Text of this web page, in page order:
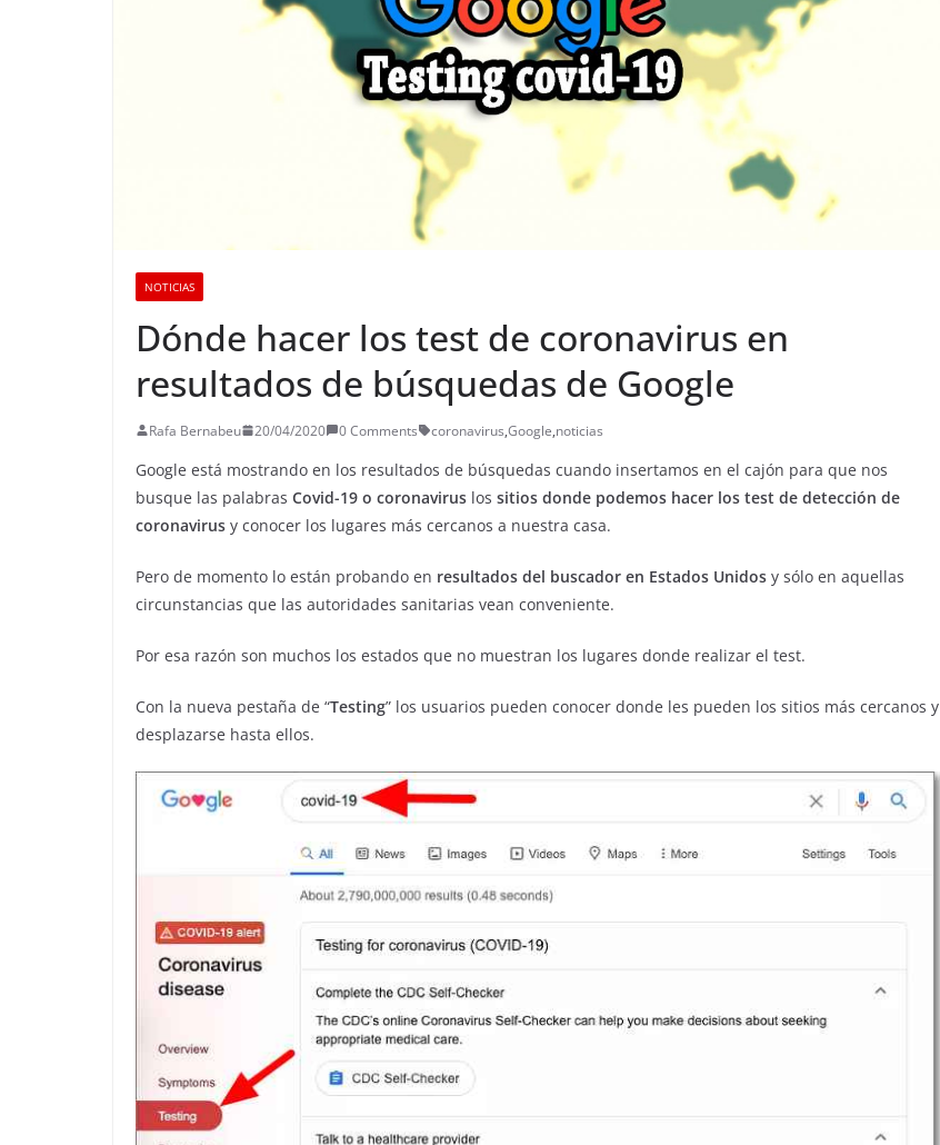
NOTICIAS
Dónde hacer los test de coronavirus en
resultados de búsquedas de Google
Rafa Bernabeu 20/04/2020 0 Comments coronavirus,Google,noticias
Google está mostrando en los resultados de búsquedas cuando insertamos en el cajón para que nos
busque las palabras Covid-19 o coronavirus los sitios donde podemos hacer los test de detección de
coronavirus y conocer los lugares más cercanos a nuestra casa.
Pero de momento lo están probando en resultados del buscador en Estados Unidos y sólo en aquellas
circunstancias que las autoridades sanitarias vean conveniente.
Por esa razón son muchos los estados que no muestran los lugares donde realizar el test.
Con la nueva pestaña de “Testing” los usuarios pueden conocer donde les pueden los sitios más cercanos y
desplazarse hasta ellos.